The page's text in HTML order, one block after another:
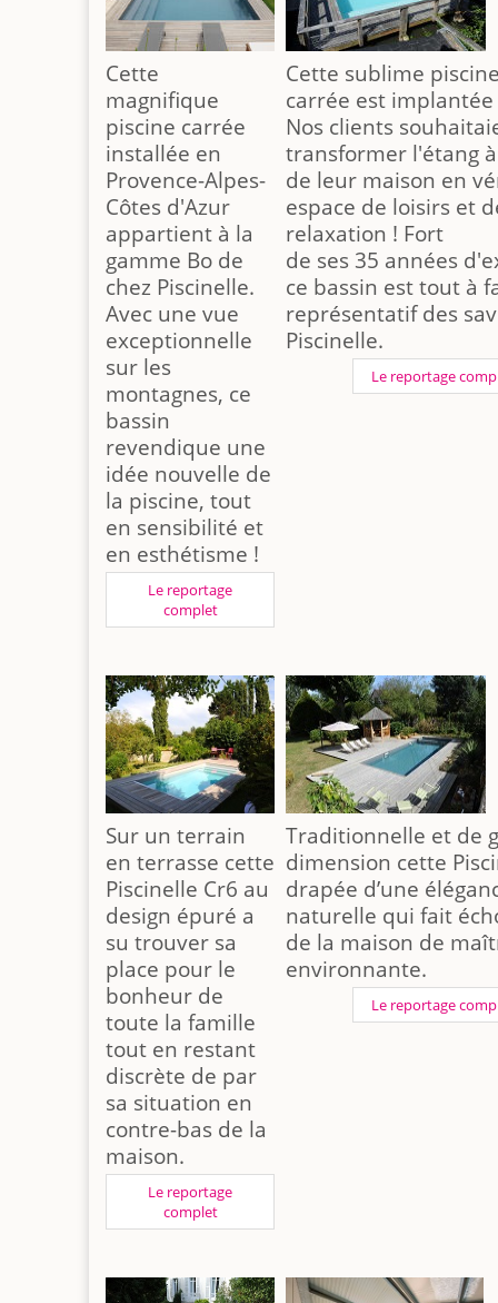
Cette
magnifique
piscine carrée
installée en
Provence-Alpes-
Côtes d'Azur
appartient à la
gamme Bo de
chez Piscinelle.
Avec une vue
exceptionnelle
sur les
montagnes, ce
bassin
revendique une
idée nouvelle de
la piscine, tout
en sensibilité et
en esthétisme !
Le reportage
complet
Cette sublime
carrée est
Nos clients
transformer l'étang
de leur maison en
espace de loisirs et
relaxation ! Fort
de ses 35 années
ce bassin est tout à
représentatif des
Piscinelle.
Le reportage
Sur un terrain
en terrasse cette
Piscinelle Cr6 au
design épuré a
su trouver sa
place pour le
bonheur de
toute la famille
tout en restant
discrète de par
sa situation en
contre-bas de la
maison.
Le reportage
complet
Traditionnelle et de
dimension cette
drapée d’une
naturelle qui fait
de la maison de
environnante.
Le reportage